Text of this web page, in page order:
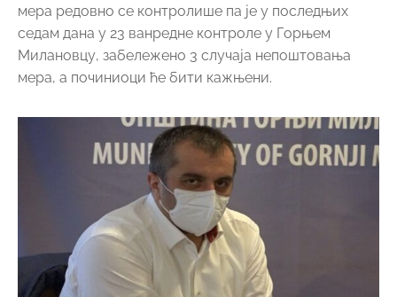
мера редовно се контролише па је у последњих
седам дана у 23 ванредне контроле у Горњем
Милановцу, забележено 3 случаја непоштовања
мера, а починиоци ће бити кажњени.